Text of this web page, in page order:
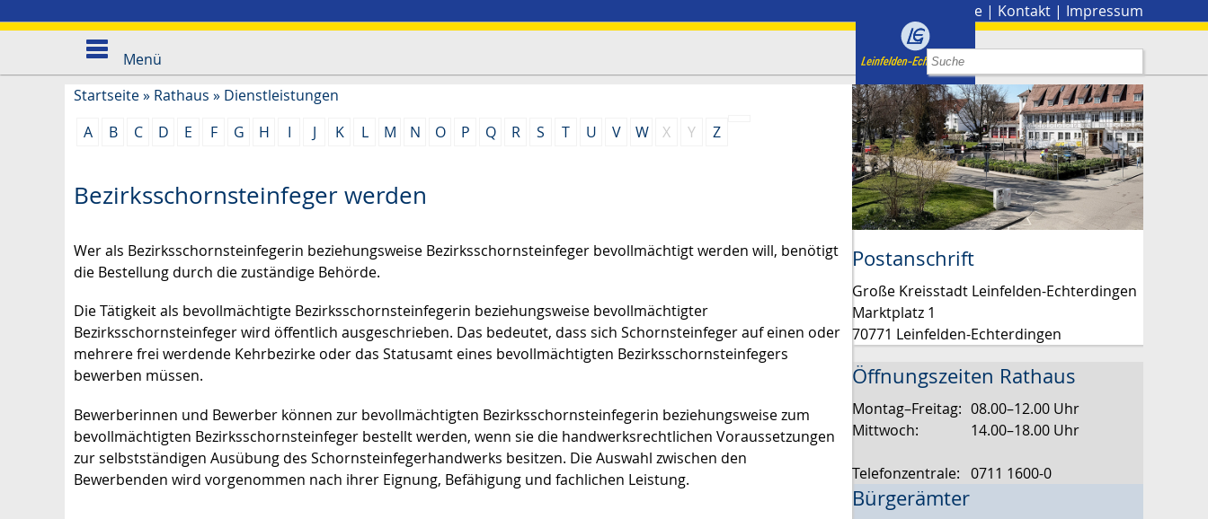
Presse | Kontakt | Impressum
Menü
Startseite» Rathaus » Dienstleistungen
A
B C D E F G H I J K L M N O P Q R S T U V W X Y Z
Bezirksschornsteinfeger werden
Wer als Bezirksschornsteinfegerin beziehungsweise Bezirksschornsteinfeger bevollmächtigt werden will, benötigt
die Bestellung durch die zuständige Behörde.
Die Tätigkeit als bevollmächtigte Bezirksschornsteinfegerin beziehungsweise bevollmächtigter
Bezirksschornsteinfeger wird öffentlich ausgeschrieben. Das bedeutet, dass sich Schornsteinfeger auf einen oder
mehrere frei werdende Kehrbezirke oder das Statusamt eines bevollmächtigten Bezirksschornsteinfegers
bewerben müssen.
Bewerberinnen und Bewerber können zur bevollmächtigten Bezirksschornsteinfegerin beziehungsweise zum
bevollmächtigten Bezirksschornsteinfeger bestellt werden, wenn sie die handwerksrechtlichen Voraussetzungen
zur selbstständigen Ausübung des Schornsteinfegerhandwerks besitzen. Die Auswahl zwischen den
Bewerbenden wird vorgenommen nach ihrer Eignung, Befähigung und fachlichen Leistung.
Postanschrift
Große Kreisstadt Leinfelden-Echterdingen
Marktplatz 1
70771 Leinfelden-Echterdingen
Öffnungszeiten Rathaus
Montag–Freitag: 08.00–12.00 Uhr
Mittwoch:
14.00–18.00 Uhr
Telefonzentrale: 0711 1600-0
Bürgerämter